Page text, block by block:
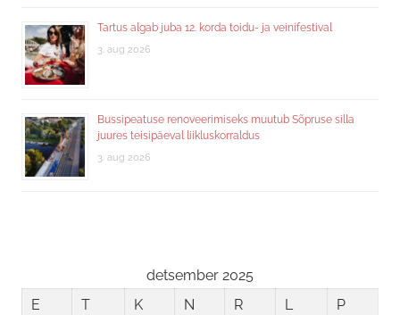
Tartus algab juba 12. korda toidu- ja veinifestival
3. aug 2026
Bussipeatuse renoveerimiseks muutub Sõpruse silla
juures teisipäeval liikluskorraldus
3. aug 2026
detsember 2025
E
T K N R L P